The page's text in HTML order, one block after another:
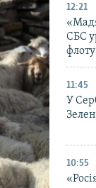
12:21
СБС
11:45
У
10:55